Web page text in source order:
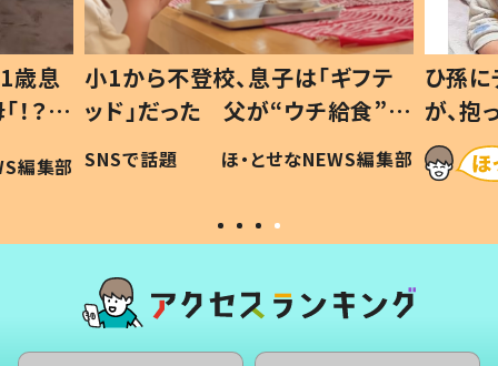
歳息
？」
編集部
小1から不登校、息子は「ギフテ
ッド」だった 父が“ウチ給食”を
作り続ける理由とは #令和の親
#令和の子
SNSで話題 ほ・とせなNEWS編集部
ひ孫
が、
「涙が
い」